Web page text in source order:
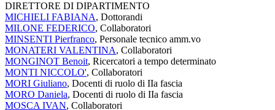
DIRETTORE DI DIPARTIMENTO
MICHIELI FABIANA, Dottorandi
MILONE FEDERICO, Collaboratori
MINSENTI Pierfranco, Personale tecnico amm.vo
MONATERI VALENTINA, Collaboratori
MONGINOT Benoit, Ricercatori a tempo determinato
MONTI NICCOLO', Collaboratori
MORI Giuliano, Docenti di ruolo di IIa fascia
MORO Daniela, Docenti di ruolo di IIa fascia
MOSCA IVAN, Collaboratori